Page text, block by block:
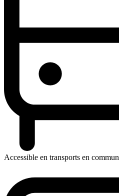
Accessible en transports en commun